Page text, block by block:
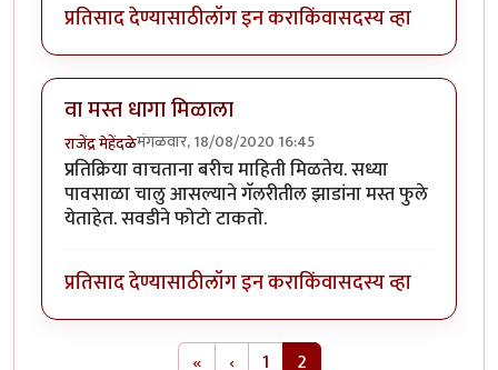
प्रतिसाद देण्यासाठीलॉग इन कराकिंवासदस्य व्हा
वा मस्त धागा मिळाला
राजेंद्र मेहेंदळेमंगळवार, 18/08/2020 16:45
प्रतिक्रिया वाचताना बरीच माहिती मिळतेय. सध्या
पावसाळा चालु आसल्याने गॅलरीतील झाडांना मस्त फुले
येताहेत. सवडीने फोटो टाकतो.
प्रतिसाद देण्यासाठीलॉग इन कराकिंवासदस्य व्हा
«First page
‹Previous page
1 2